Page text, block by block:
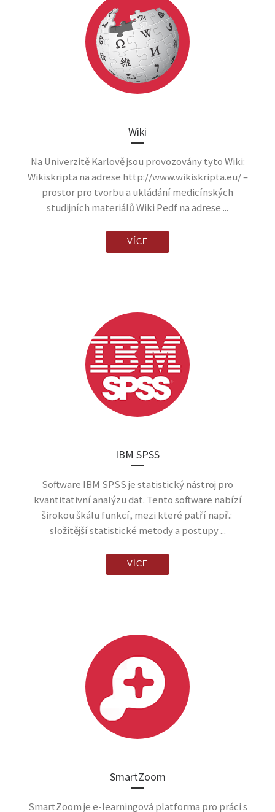
Wiki
Na Univerzitě Karlově jsou provozovány tyto Wiki:
Wikiskripta na adrese http://www.wikiskripta.eu/ –
prostor pro tvorbu a ukládání medicínských
studijních materiálů Wiki Pedf na adrese ...
VÍCE
IBM SPSS
Software IBM SPSS je statistický nástroj pro
kvantitativní analýzu dat. Tento software nabízí
širokou škálu funkcí, mezi které patří např.:
složitější statistické metody a postupy ...
VÍCE
SmartZoom
SmartZoom je e-learningová platforma pro práci s